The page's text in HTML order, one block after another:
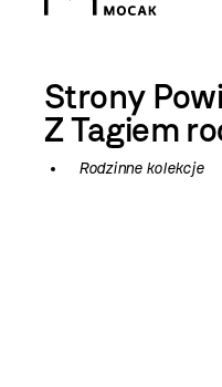
Strony
Z Tagiem
Rodzinne kolekcje